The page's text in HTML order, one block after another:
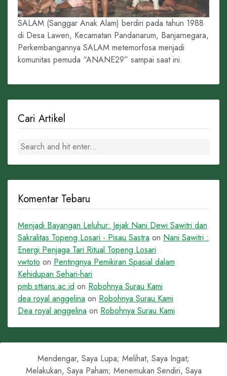
SALAM (Sanggar Anak Alam) berdiri pada tahun 1988
di Desa Lawen, Kecamatan Pandanarum, Banjarnegara,
Perkembangannya SALAM metemorfosa menjadi
komunitas pemuda “ANANE29” sampai saat ini.
Cari Artikel
Komentar Tebaru
Menjadi Bayangan Leluhur: Jejak Nani Dewi Sawitri dan
Sakralitas Topeng Losari - Pisau Sastra on Nani Sawitri :
Energi Penjaga Tari Ritual Topeng Losari
vwtoto on Pentingnya Pemikiran Spasial dalam
Kehidupan Sehari-hari
pmb.sttians.ac.id on Robohnya Surau Kami
dea royal anggelina on Robohnya Surau Kami
Dea royal anggelina on Robohnya Surau Kami
Mendengar, Saya Lupa; Melihat, Saya Ingat;
Melakukan, Saya Paham; Menemukan Sendiri, Saya